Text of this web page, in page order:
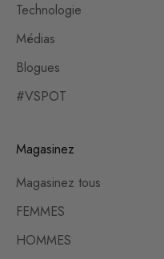
Technologie
Médias
Blogues
#VSPOT
Magasinez
Magasinez tous
FEMMES
HOMMES